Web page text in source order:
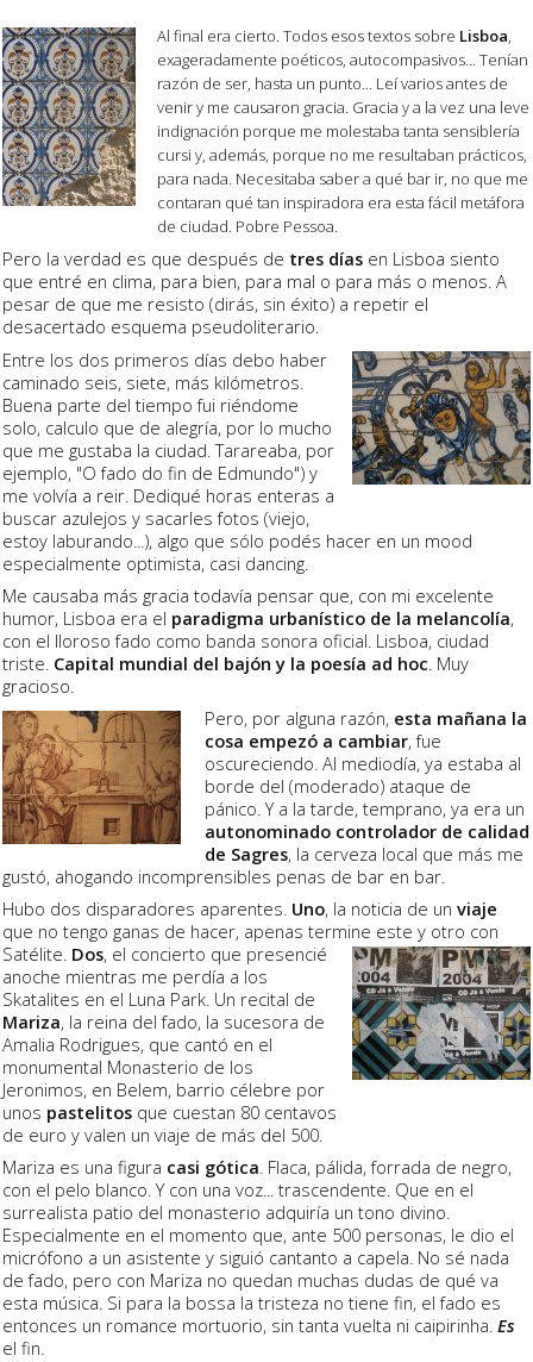
Al final era cierto. Todos esos textos sobre Lisboa,
exageradamente poéticos, autocompasivos... Tenían
razón de ser, hasta un punto... Leí varios antes de
venir y me causaron gracia. Gracia y a la vez una leve
indignación porque me molestaba tanta sensiblería
cursi y, además, porque no me resultaban prácticos,
para nada. Necesitaba saber a qué bar ir, no que me
contaran qué tan inspiradora era esta fácil metáfora
de ciudad. Pobre Pessoa.
Pero la verdad es que después de tres días en Lisboa siento
que entré en clima, para bien, para mal o para más o menos. A
pesar de que me resisto (dirás, sin éxito) a repetir el
desacertado esquema pseudoliterario.
Entre los dos primeros días debo haber
caminado seis, siete, más kilómetros.
Buena parte del tiempo fui riéndome
solo, calculo que de alegría, por lo mucho
que me gustaba la ciudad. Tarareaba, por
ejemplo, "O fado do fin de Edmundo") y
me volvía a reir. Dediqué horas enteras a
buscar azulejos y sacarles fotos (viejo,
estoy laburando...), algo que sólo podés hacer en un mood
especialmente optimista, casi dancing.
Me causaba más gracia todavía pensar que, con mi excelente
humor, Lisboa era el paradigma urbanístico de la melancolía,
con el lloroso fado como banda sonora oficial. Lisboa, ciudad
triste. Capital mundial del bajón y la poesía ad hoc . Muy
gracioso.
Pero, por alguna razón, esta mañana la
cosa empezó a cambiar, fue
oscureciendo. Al mediodía, ya estaba al
borde del (moderado) ataque de
pánico. Y a la tarde, temprano, ya era un
autonominado controlador de calidad
de Sagres, la cerveza local que más me
gustó, ahogando incomprensibles penas de bar en bar.
Hubo dos disparadores aparentes. Uno, la noticia de un viaje
que no tengo ganas de hacer, apenas termine este y otro con
Satélite. Dos, el concierto que presencié
anoche mientras me perdía a los
Skatalites en el Luna Park. Un recital de
Mariza, la reina del fado, la sucesora de
Amalia Rodrigues, que cantó en el
monumental Monasterio de los
Jeronimos, en Belem, barrio célebre por
unos pastelitos que cuestan 80 centavos
de euro y valen un viaje de más del 500.
Mariza es una figura casi gótica. Flaca, pálida, forrada de negro,
con el pelo blanco. Y con una voz... trascendente. Que en el
surrealista patio del monasterio adquiría un tono divino.
Especialmente en el momento que, ante 500 personas, le dio el
micrófono a un asistente y siguió cantanto a capela. No sé nada
de fado, pero con Mariza no quedan muchas dudas de qué va
esta música. Si para la bossa la tristeza no tiene fin, el fado es
entonces un romance mortuorio, sin tanta vuelta ni caipirinha. Es
el fin.